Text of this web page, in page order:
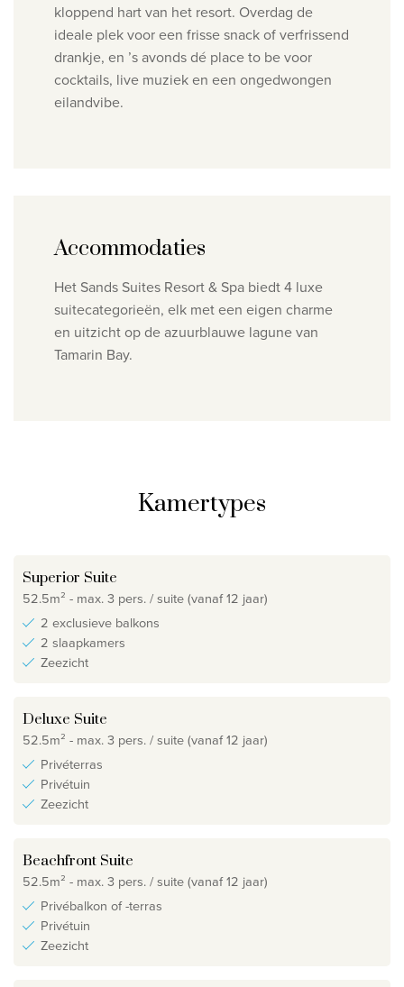
kloppend hart van het resort. Overdag de
ideale plek voor een frisse snack of verfrissend
drankje, en ’s avonds dé place to be voor
cocktails, live muziek en een ongedwongen
eilandvibe.
Accommodaties
Het Sands Suites Resort & Spa biedt 4 luxe
suitecategorieën, elk met een eigen charme
en uitzicht op de azuurblauwe lagune van
Tamarin Bay.
Kamertypes
Superior Suite
52.5m² - max. 3 pers. / suite (vanaf 12 jaar)
2 exclusieve balkons
2 slaapkamers
Zeezicht
Deluxe Suite
52.5m² - max. 3 pers. / suite (vanaf 12 jaar)
Privéterras
Privétuin
Zeezicht
Beachfront Suite
52.5m² - max. 3 pers. / suite (vanaf 12 jaar)
Privébalkon of -terras
Privétuin
Zeezicht